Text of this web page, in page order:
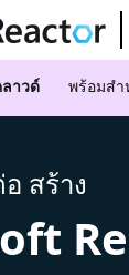
าวด์ พร้อมสํา
สร้าง